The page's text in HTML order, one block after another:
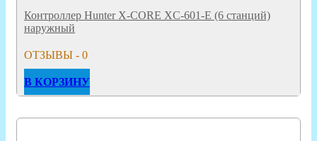
Контроллер Hunter X-CORE XC-601-E (6 станций)
наружный
ОТЗЫВЫ - 0
В КОРЗИНУ